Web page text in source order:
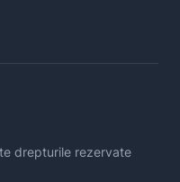
drepturile rezervate